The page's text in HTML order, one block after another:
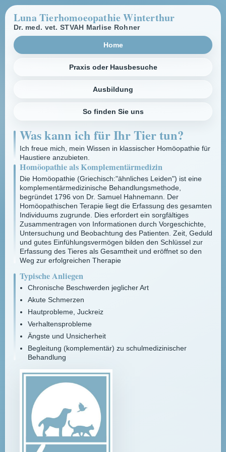
Luna Tierhomoeopathie Winterthur
Dr. med. vet. STVAH Marlise Rohner
Home
Praxis oder Hausbesuche
Ausbildung
So finden Sie uns
Was kann ich für Ihr Tier tun?
Ich freue mich, mein Wissen in klassischer Homöopathie für
Haustiere anzubieten.
Homöopathie als Komplementärmedizin
Die Homöopathie (Griechisch:"ähnliches Leiden") ist eine
komplementärmedizinische Behandlungsmethode,
begründet 1796 von Dr. Samuel Hahnemann. Der
Homöopathischen Terapie liegt die Erfassung des gesamten
Individuums zugrunde. Dies erfordert ein sorgfältiges
Zusammentragen von Informationen durch Vorgeschichte,
Untersuchung und Beobachtung des Patienten. Zeit, Geduld
und gutes Einfühlungsvermögen bilden den Schlüssel zur
Erfassung des Tieres als Gesamtheit und eröffnet so den
Weg zur erfolgreichen Therapie
Typische Anliegen
Chronische Beschwerden jeglicher Art
Akute Schmerzen
Hautprobleme, Juckreiz
Verhaltensprobleme
Ängste und Unsicherheit
Begleitung (komplementär) zu schulmedizinischer
Behandlung